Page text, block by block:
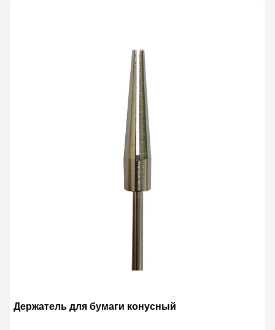
Держатель для бумаги конусный